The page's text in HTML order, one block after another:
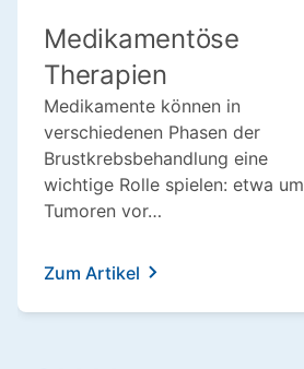
Medikamentöse
Therapien
Medikamente können in
verschiedenen Phasen der
Brustkrebsbehandlung eine
wichtige Rolle spielen: etwa um
Tumoren vor…
Zum Artikel